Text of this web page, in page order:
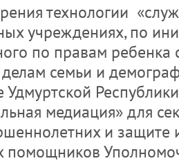
технологии
учреждениях, по
по правам ребенка
семьи и
Удмуртской
медиация» для
и защите
помощников